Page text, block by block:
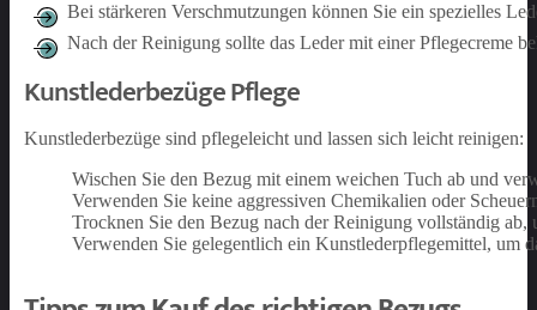
Bei stärkeren Verschmutzungen können Sie ein spezielles
Nach der Reinigung sollte das Leder mit einer Pflegecreme
Kunstlederbezüge Pflege
Kunstlederbezüge sind pflegeleicht und lassen sich leicht reinigen:
Wischen Sie den Bezug mit einem weichen Tuch ab und
Verwenden Sie keine aggressiven Chemikalien oder
Trocknen Sie den Bezug nach der Reinigung vollständig
Verwenden Sie gelegentlich ein Kunstlederpflegemittel, um